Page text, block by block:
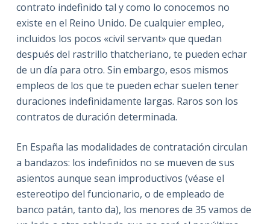
contrato indefinido tal y como lo conocemos no
existe en el Reino Unido. De cualquier empleo,
incluidos los pocos «civil servant» que quedan
después del rastrillo thatcheriano, te pueden echar
de un día para otro. Sin embargo, esos mismos
empleos de los que te pueden echar suelen tener
duraciones indefinidamente largas. Raros son los
contratos de duración determinada.
En España las modalidades de contratación circulan
a bandazos: los indefinidos no se mueven de sus
asientos aunque sean improductivos (véase el
estereotipo del funcionario, o de empleado de
banco patán, tanto da), los menores de 35 vamos de